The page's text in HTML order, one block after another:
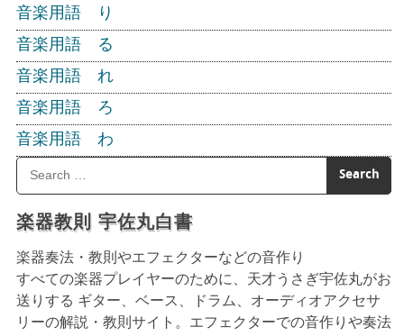
音楽用語 り
音楽用語 る
音楽用語 れ
音楽用語 ろ
音楽用語 わ
楽器教則 宇佐丸白書
楽器奏法・教則やエフェクターなどの音作り
すべての楽器プレイヤーのために、天才うさぎ宇佐丸がお
送りする ギター、ベース、ドラム、オーディオアクセサ
リーの解説・教則サイト。エフェクターでの音作りや奏法